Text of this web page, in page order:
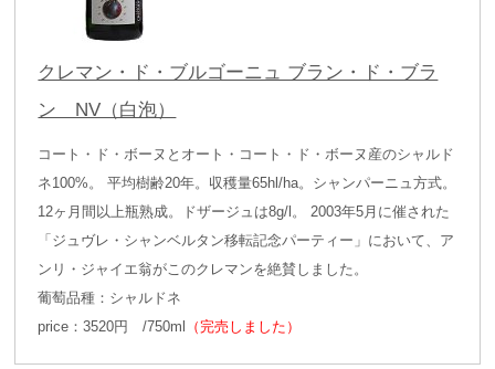
クレマン・ド・ブルゴーニュ ブラン・ド・ブラ
ン NV（白泡）
コート・ド・ボーヌとオート・コート・ド・ボーヌ産のシャルド
ネ100%。 平均樹齢20年。収穫量65hl/ha。シャンパーニュ方式。
12ヶ月間以上瓶熟成。ドザージュは8g/l。 2003年5月に催された
「ジュヴレ・シャンベルタン移転記念パーティー」において、ア
ンリ・ジャイエ翁がこのクレマンを絶賛しました。
葡萄品種：シャルドネ
price：3520円 /750ml
（完売しました）